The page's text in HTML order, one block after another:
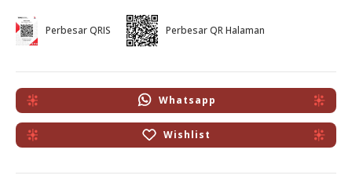
Perbesar QRIS Perbesar QR Halaman
Whatsapp
Wishlist